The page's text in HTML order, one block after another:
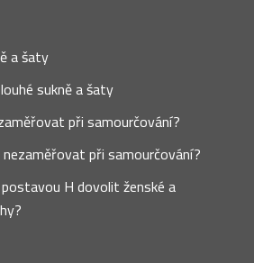
a šaty
sukně a šaty
při samourčování?
při samourčování?
H dovolit ženské a